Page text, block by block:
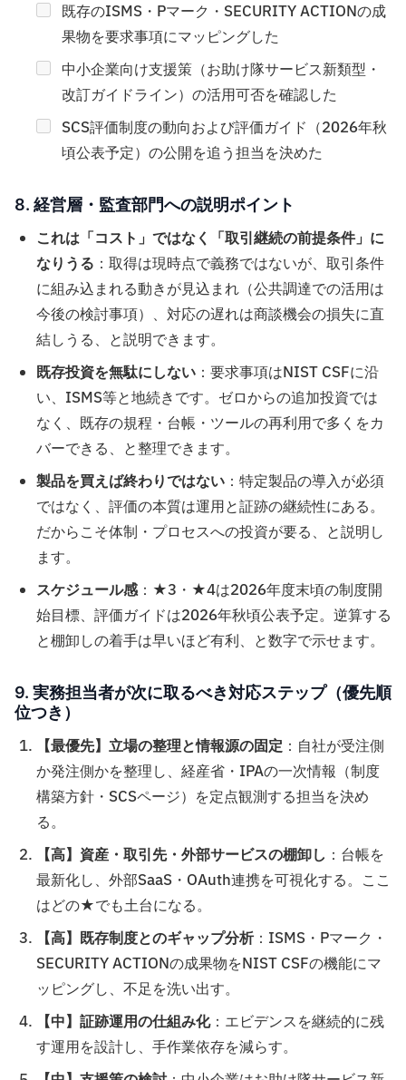
既存のISMS・Pマーク・SECURITY ACTIONの成
果物を要求事項にマッピングした
中小企業向け支援策（お助け隊サービス新類型・
改訂ガイドライン）の活用可否を確認した
SCS評価制度の動向および評価ガイド（2026年秋
頃公表予定）の公開を追う担当を決めた
8. 経営層・監査部門への説明ポイント
これは「コスト」ではなく「取引継続の前提条件」に
なりうる ：取得は現時点で義務ではないが、取引条件
に組み込まれる動きが見込まれ（公共調達での活用は
今後の検討事項）、対応の遅れは商談機会の損失に直
結しうる、と説明できます。
既存投資を無駄にしない ：要求事項はNIST CSFに沿
い、ISMS等と地続きです。ゼロからの追加投資では
なく、既存の規程・台帳・ツールの再利用で多くをカ
バーできる、と整理できます。
製品を買えば終わりではない ：特定製品の導入が必須
ではなく、評価の本質は運用と証跡の継続性にある。
だからこそ体制・プロセスへの投資が要る、と説明し
ます。
スケジュール感：★3・★4は2026年度末頃の制度開
始目標、評価ガイドは2026年秋頃公表予定。逆算する
と棚卸しの着手は早いほど有利、と数字で示せます。
9. 実務担当者が次に取るべき対応ステップ（優先順
位つき）
【最優先】立場の整理と情報源の固定 ：自社が受注側
か発注側かを整理し、経産省・IPAの一次情報（制度
構築方針・SCSページ）を定点観測する担当を決め
る。
【高】資産・取引先・外部サービスの棚卸し ：台帳を
最新化し、外部SaaS・OAuth連携を可視化する。ここ
はどの★でも土台になる。
【高】既存制度とのギャップ分析：ISMS・Pマーク・
SECURITY ACTIONの成果物をNIST CSFの機能にマ
ッピングし、不足を洗い出す。
【中】証跡運用の仕組み化：エビデンスを継続的に残
す運用を設計し、手作業依存を減らす。